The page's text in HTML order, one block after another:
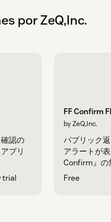
por ZeQ,Inc.
認の
プリ
trial
FF Confirm
by ZeQ,Inc.
パブリック
アラートが
Confirm』の
す。
Free